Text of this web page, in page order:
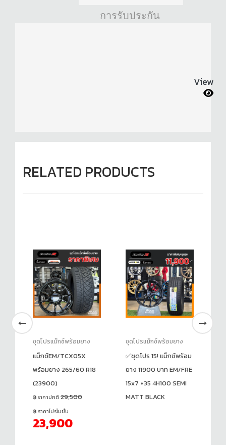
การรับประกัน
View
RELATED PRODUCTS
ชุดโปรแม็กซ์พร้อมยาง
แม็กซ์EM/TCX05X
พร้อมยาง 265/60 R18
(23900)
ราคาปกติ 29,500
ราคาโปรโมชั่น
23,900
ชุดโปรแม็กซ์พร้อมยาง
✅ชุดโปร 15! แม็กซ์พร้อม
ยาง 11900 บาท EM/FRE
15x7 +35 4H100 SEMI
MATT BLACK